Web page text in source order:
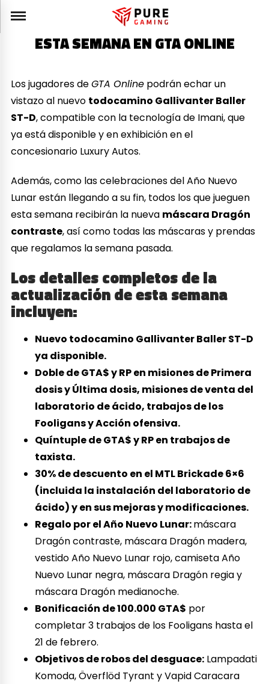
ESTA SEMANA EN GTA ONLINE
Los jugadores deGTA Online podrán echar un
vistazo al nuevo todocamino Gallivanter Baller
ST-D, compatible con la tecnología de Imani, que
ya está disponible y en exhibición en el
concesionario Luxury Autos.
Además, como las celebraciones del Año Nuevo
Lunar están llegando a su fin, todos los que jueguen
esta semana recibirán la nueva máscara Dragón
contraste, así como todas las máscaras y prendas
que regalamos la semana pasada.
Los detalles completos de la
actualización de esta semana
incluyen:
Nuevo todocamino Gallivanter Baller ST-D
ya disponible.
Doble de GTA$ y RP en misiones de Primera
dosis y Última dosis, misiones de venta del
laboratorio de ácido, trabajos de los
Fooligans y Acción ofensiva.
Quíntuple de GTA$ y RP en trabajos de
taxista.
30% de descuento en el MTL Brickade 6×6
(incluida la instalación del laboratorio de
ácido) y en sus mejoras y modificaciones.
Regalo por el Año Nuevo Lunar:máscara
Dragón contraste, máscara Dragón madera,
vestido Año Nuevo Lunar rojo, camiseta Año
Nuevo Lunar negra, máscara Dragón regia y
máscara Dragón medianoche.
Bonificación de 100.000 GTA$ por
completar 3 trabajos de los Fooligans hasta el
21 de febrero.
Objetivos de robos del desguace: Lampadati
Komoda, Överflöd Tyrant y Vapid Caracara